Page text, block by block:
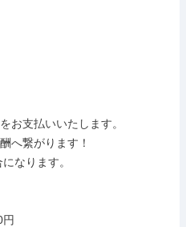
お支払いいたします。
へ繋がります！
なります。